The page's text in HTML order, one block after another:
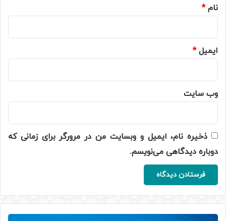
نام*
ایمیل*
وب‌ سایت
ذخیره نام، ایمیل و وبسایت من در مرورگر برای زمانی که
دوباره دیدگاهی می‌نویسم.